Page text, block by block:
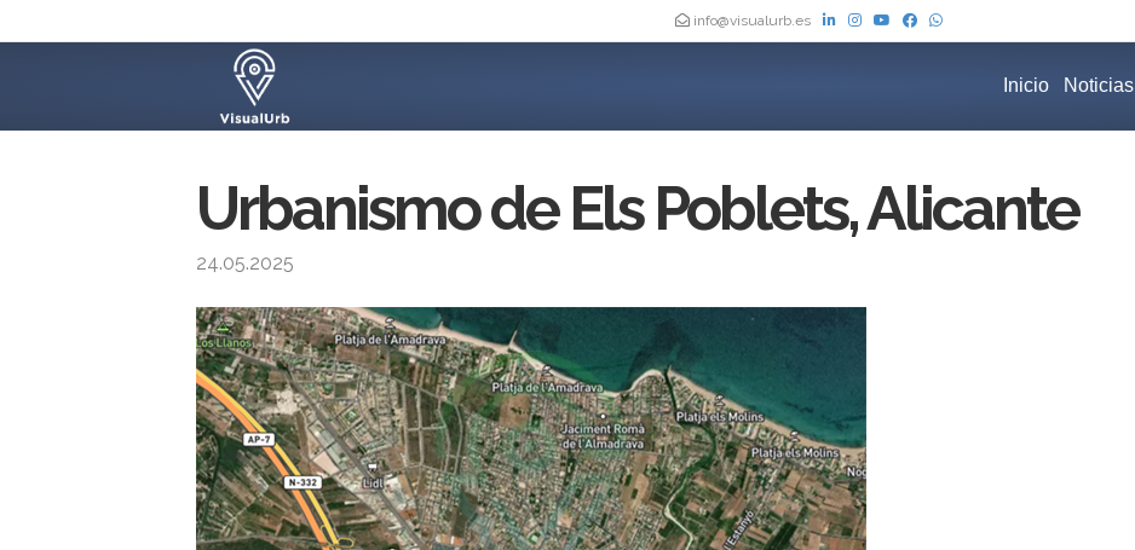
info@visualurb.es
Inicio Noticias
Urbanismo de Els Poblets, Alicante
24.05.2025